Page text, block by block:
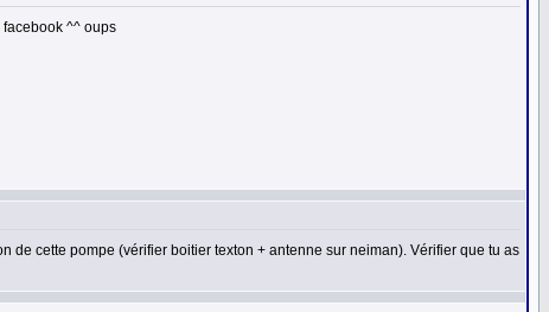
^^ oups
de cette pompe (vérifier boitier texton + antenne sur neiman). Vérifier que tu as